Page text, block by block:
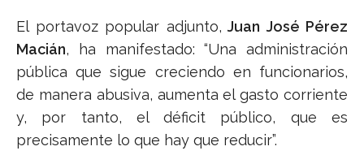
El portavoz popular adjunto, Juan José Pérez
Macián, ha manifestado: “Una administración
pública que sigue creciendo en funcionarios,
de manera abusiva, aumenta el gasto corriente
y, por tanto, el déficit público, que es
precisamente lo que hay que reducir”.